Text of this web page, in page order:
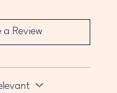
a Review